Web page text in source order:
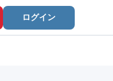
ログイン